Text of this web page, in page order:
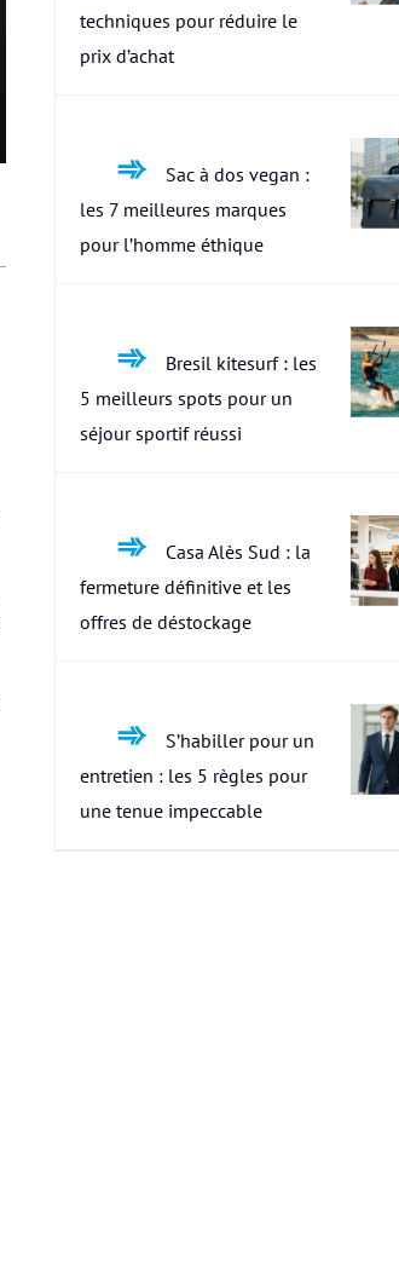
techniques pour réduire le
prix d’achat
Sac à dos vegan :
les 7 meilleures marques
pour l’homme éthique
Bresil kitesurf : les
5 meilleurs spots pour un
séjour sportif réussi
Casa Alès Sud : la
fermeture définitive et les
offres de déstockage
S’habiller pour un
entretien : les 5 règles pour
une tenue impeccable